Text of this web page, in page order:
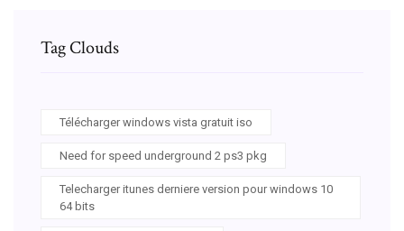
Tag Clouds
Télécharger windows vista gratuit iso
Need for speed underground 2 ps3 pkg
Telecharger itunes derniere version pour windows 10
64 bits